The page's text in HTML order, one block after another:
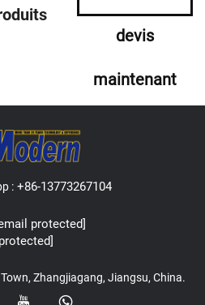
devis
maintenant
: +86-13773267104
protected]
Zhangjiagang, Jiangsu, China.